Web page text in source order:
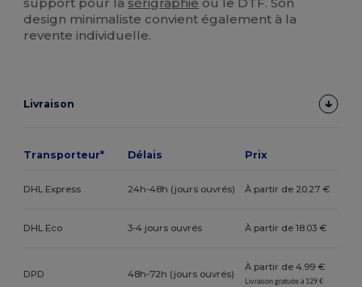
design minimaliste convient également à la
revente individuelle.
Livraison
Transporteur* Délais Prix
DHL Express 24h-48h (jours ouvrés) À partir de 20.27 €
DHL Eco 3-4 jours ouvrés À partir de 18.03 €
DPD 48h-72h (jours ouvrés)
À partir de 4.99 €
Livraison gratuite à 129 €